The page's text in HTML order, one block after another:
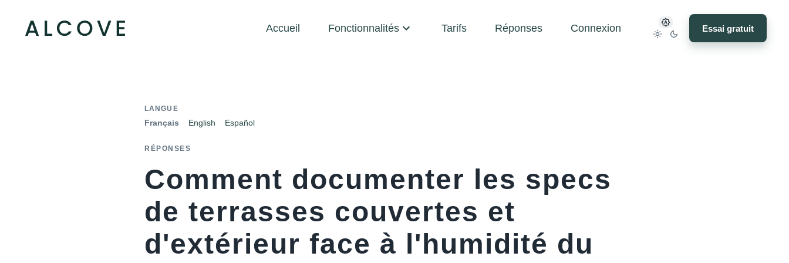
Accueil Fonctionnalités Tarifs Réponses Connexion Essai gratuit
LANGUE
Français English Español
RÉPONSES
Comment documenter les specs
de terrasses couvertes et
d'extérieur face à l'humidité du